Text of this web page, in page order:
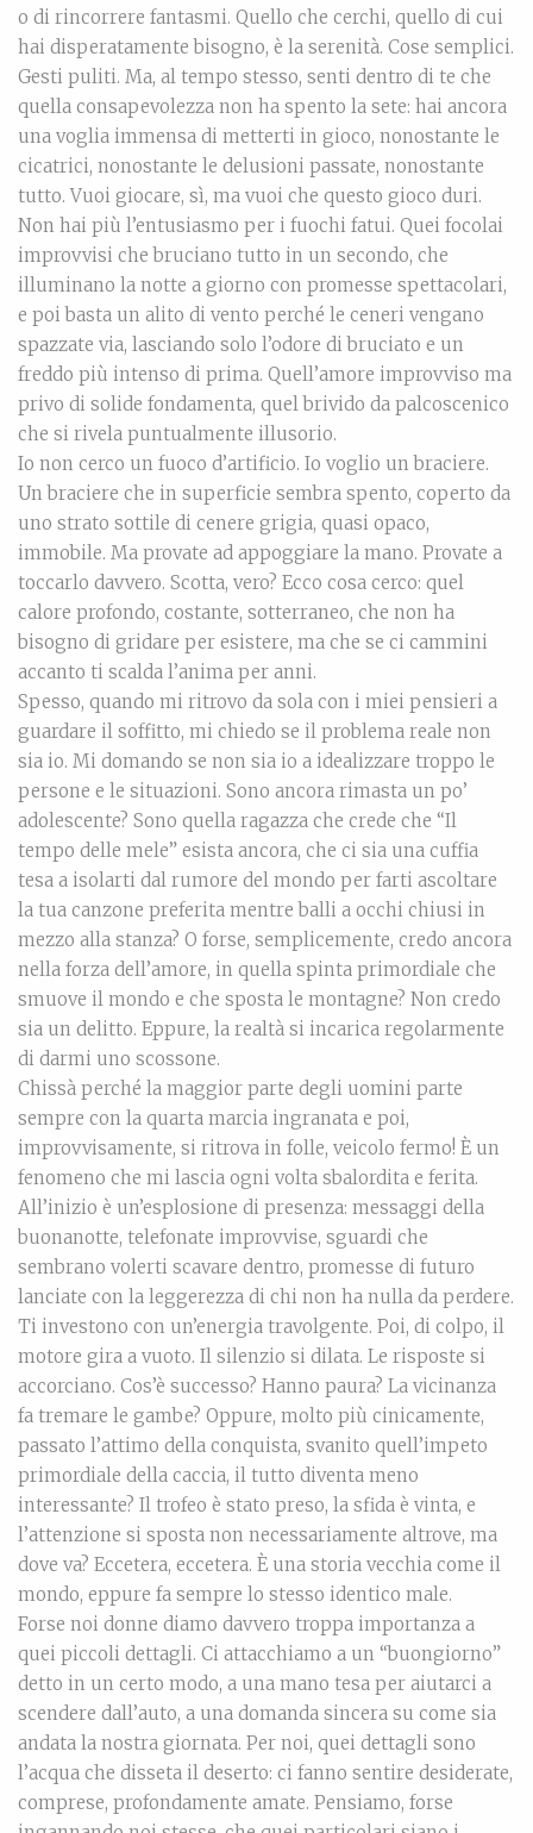
o di rincorrere fantasmi. Quello che cerchi, quello di cui
hai disperatamente bisogno, è la serenità. Cose semplici.
Gesti puliti. Ma, al tempo stesso, senti dentro di te che
quella consapevolezza non ha spento la sete: hai ancora
una voglia immensa di metterti in gioco, nonostante le
cicatrici, nonostante le delusioni passate, nonostante
tutto. Vuoi giocare, sì, ma vuoi che questo gioco duri.
Non hai più l’entusiasmo per i fuochi fatui. Quei focolai
improvvisi che bruciano tutto in un secondo, che
illuminano la notte a giorno con promesse spettacolari,
e poi basta un alito di vento perché le ceneri vengano
spazzate via, lasciando solo l’odore di bruciato e un
freddo più intenso di prima. Quell’amore improvviso ma
privo di solide fondamenta, quel brivido da palcoscenico
che si rivela puntualmente illusorio.
Io non cerco un fuoco d’artificio. Io voglio un braciere.
Un braciere che in superficie sembra spento, coperto da
uno strato sottile di cenere grigia, quasi opaco,
immobile. Ma provate ad appoggiare la mano. Provate a
toccarlo davvero. Scotta, vero? Ecco cosa cerco: quel
calore profondo, costante, sotterraneo, che non ha
bisogno di gridare per esistere, ma che se ci cammini
accanto ti scalda l’anima per anni.
Spesso, quando mi ritrovo da sola con i miei pensieri a
guardare il soffitto, mi chiedo se il problema reale non
sia io. Mi domando se non sia io a idealizzare troppo le
persone e le situazioni. Sono ancora rimasta un po’
adolescente? Sono quella ragazza che crede che “Il
tempo delle mele” esista ancora, che ci sia una cuffia
tesa a isolarti dal rumore del mondo per farti ascoltare
la tua canzone preferita mentre balli a occhi chiusi in
mezzo alla stanza? O forse, semplicemente, credo ancora
nella forza dell’amore, in quella spinta primordiale che
smuove il mondo e che sposta le montagne? Non credo
sia un delitto. Eppure, la realtà si incarica regolarmente
di darmi uno scossone.
Chissà perché la maggior parte degli uomini parte
sempre con la quarta marcia ingranata e poi,
improvvisamente, si ritrova in folle, veicolo fermo! È un
fenomeno che mi lascia ogni volta sbalordita e ferita.
All’inizio è un’esplosione di presenza: messaggi della
buonanotte, telefonate improvvise, sguardi che
sembrano volerti scavare dentro, promesse di futuro
lanciate con la leggerezza di chi non ha nulla da perdere.
Ti investono con un’energia travolgente. Poi, di colpo, il
motore gira a vuoto. Il silenzio si dilata. Le risposte si
accorciano. Cos’è successo? Hanno paura? La vicinanza
fa tremare le gambe? Oppure, molto più cinicamente,
passato l’attimo della conquista, svanito quell’impeto
primordiale della caccia, il tutto diventa meno
interessante? Il trofeo è stato preso, la sfida è vinta, e
l’attenzione si sposta non necessariamente altrove, ma
dove va? Eccetera, eccetera. È una storia vecchia come il
mondo, eppure fa sempre lo stesso identico male.
Forse noi donne diamo davvero troppa importanza a
quei piccoli dettagli. Ci attacchiamo a un “buongiorno”
detto in un certo modo, a una mano tesa per aiutarci a
scendere dall’auto, a una domanda sincera su come sia
andata la nostra giornata. Per noi, quei dettagli sono
l’acqua che disseta il deserto: ci fanno sentire desiderate,
comprese, profondamente amate. Pensiamo, forse